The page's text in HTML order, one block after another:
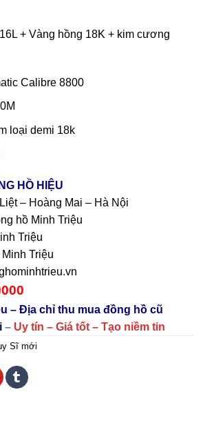
+ Vàng hồng 18K + kim cương
Calibre 8800
loại demi 18k
HỒ HIỆU
– Hoàng Mai – Hà Nội
hồ Minh Triệu
Triệu
Triệu
– Địa chỉ thu mua đồng hồ cũ
– Uy tín – Giá tốt – Tạo niềm tin
Sĩ mới